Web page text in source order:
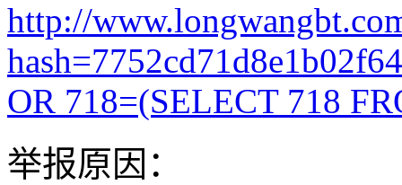
http://
OR 718=(SELECT 718
举报原因：